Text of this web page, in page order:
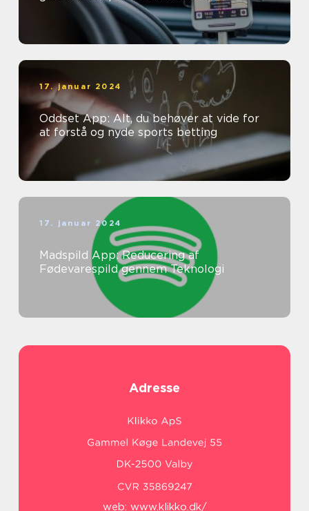
17. januar 2024
Oddset App: Alt, du behøver at vide for
at forstå og nyde sports betting
17. januar 2024
Madspild App: Reducering af
Fødevarespild gennem Teknologi
Adresse
web: www.klikko.dk/